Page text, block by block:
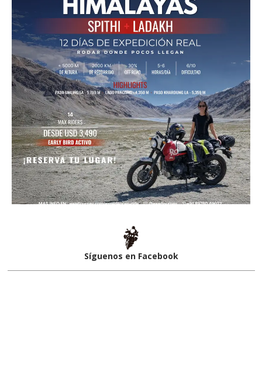
Síguenos en Facebook